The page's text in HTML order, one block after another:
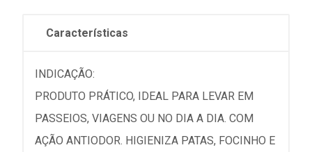
Características
INDICAÇÃO:
PRODUTO PRÁTICO, IDEAL PARA LEVAR EM
PASSEIOS, VIAGENS OU NO DIA A DIA. COM
AÇÃO ANTIODOR. HIGIENIZA PATAS, FOCINHO E